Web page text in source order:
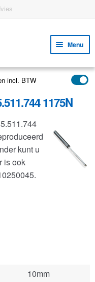
Menu
incl. BTW
1175N
kunt u
is ook
10mm